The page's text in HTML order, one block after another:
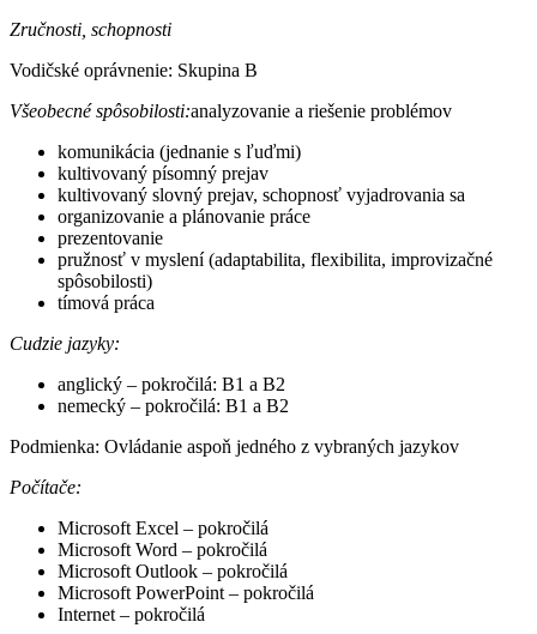
Zručnosti, schopnosti
Vodičské oprávnenie: Skupina B
Všeobecné spôsobilosti:analyzovanie a riešenie problémov
komunikácia (jednanie s ľuďmi)
kultivovaný písomný prejav
kultivovaný slovný prejav, schopnosť vyjadrovania sa
organizovanie a plánovanie práce
prezentovanie
pružnosť v myslení (adaptabilita, flexibilita, improvizačné
spôsobilosti)
tímová práca
Cudzie jazyky:
anglický – pokročilá: B1 a B2
nemecký – pokročilá: B1 a B2
Podmienka: Ovládanie aspoň jedného z vybraných jazykov
Počítače:
Microsoft Excel – pokročilá
Microsoft Word – pokročilá
Microsoft Outlook – pokročilá
Microsoft PowerPoint – pokročilá
Internet – pokročilá